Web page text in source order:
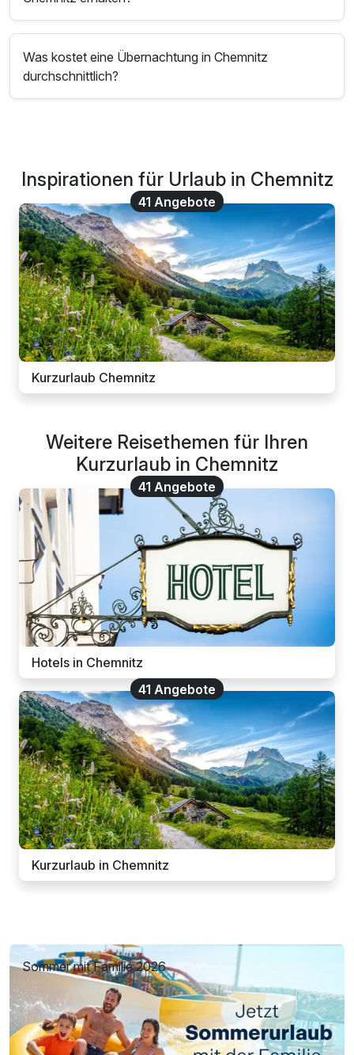
Was kostet eine Übernachtung in Chemnitz
durchschnittlich?
Inspirationen für Urlaub in Chemnitz
41 Angebote
Kurzurlaub Chemnitz
Weitere Reisethemen für Ihren
Kurzurlaub in Chemnitz
41 Angebote
Hotels in Chemnitz
41 Angebote
Kurzurlaub in Chemnitz
Sommer mit Familie 2026